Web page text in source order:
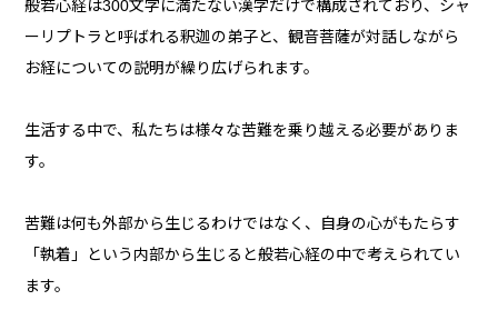
般若心経は300文字に満たない漢字だけで構成されており、シャ
ーリプトラと呼ばれる釈迦の弟子と、観音菩薩が対話しながら
お経についての説明が繰り広げられます。
生活する中で、私たちは様々な苦難を乗り越える必要がありま
す。
苦難は何も外部から生じるわけではなく、自身の心がもたらす
「執着」という内部から生じると般若心経の中で考えられてい
ます。